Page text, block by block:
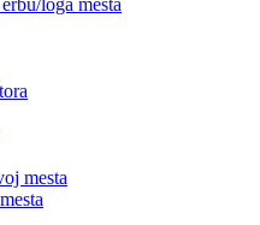
loga mesta
mesta